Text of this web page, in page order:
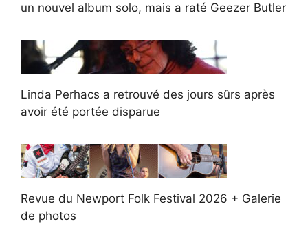
un nouvel album solo, mais a raté Geezer Butler
Linda Perhacs a retrouvé des jours sûrs après
avoir été portée disparue
Revue du Newport Folk Festival 2026 + Galerie
de photos